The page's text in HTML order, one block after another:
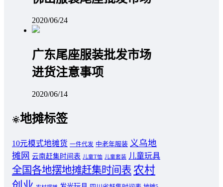
2020/06/24
广东尾座服装批发市场
进货注意事项
2020/06/14
地摊标签
10元模式地摊货 一件代发 中老年服装 义乌地
摊网 云南赶集时间表 儿童T恤 儿童套装 儿童玩具
全国各地摆地摊赶集时间表 农村